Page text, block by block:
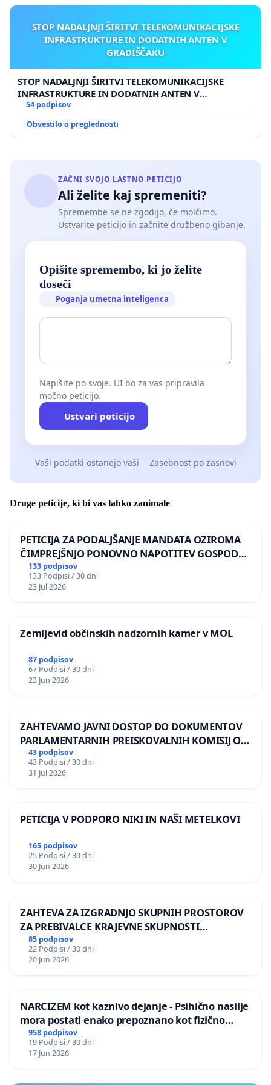
STOP NADALJNJI ŠIRITVI TELEKOMUNIKACIJSKE
INFRASTRUKTURE IN DODATNIH ANTEN V
GRADIŠČAKU
STOP NADALJNJI ŠIRITVI TELEKOMUNIKACIJSKE
INFRASTRUKTURE IN DODATNIH ANTEN V
GRADIŠČAKU
54 podpisov
Obvestilo o preglednosti
ZAČNI SVOJO LASTNO PETICIJO
Ali želite kaj spremeniti?
Spremembe se ne zgodijo, če molčimo.
Ustvarite peticijo in začnite družbeno gibanje.
Opišite spremembo, ki jo želite
doseči
Poganja umetna inteligenca
Napišite po svoje. UI bo za vas pripravila
močno peticijo.
Ustvari peticijo
Vaši podatki ostanejo vaši Zasebnost po zasnovi
Druge peticije, ki bi vas lahko zanimale
PETICIJA ZA PODALJŠANJE MANDATA OZIROMA
ČIMPREJŠNJO PONOVNO NAPOTITEV GOSPODA
BERNARDA ŠRAJNERJA NA VELEPOSLANIŠTVO
REPUBLIKE SLOVENIJE V MOSKVI
133 podpisov
133 Podpisi / 30 dni
23 Jul 2026
Zemljevid občinskih nadzornih kamer v MOL
87 podpisov
67 Podpisi / 30 dni
23 Jun 2026
ZAHTEVAMO JAVNI DOSTOP DO DOKUMENTOV
PARLAMENTARNIH PREISKOVALNIH KOMISIJ O
ILEGALNI TRGOVINI Z OROŽJEM
43 podpisov
43 Podpisi / 30 dni
31 Jul 2026
PETICIJA V PODPORO NIKI IN NAŠI METELKOVI
165 podpisov
25 Podpisi / 30 dni
30 Jun 2026
ZAHTEVA ZA IZGRADNJO SKUPNIH PROSTOROV
ZA PREBIVALCE KRAJEVNE SKUPNOSTI
PRESTRANEK
85 podpisov
22 Podpisi / 30 dni
20 Jun 2026
NARCIZEM kot kaznivo dejanje - Psihično nasilje
mora postati enako prepoznano kot fizično
nasilje
958 podpisov
19 Podpisi / 30 dni
17 Jun 2026